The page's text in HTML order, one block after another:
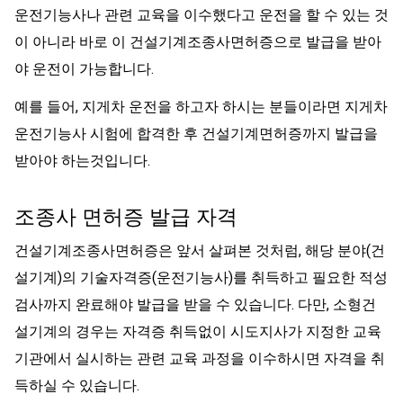
운전기능사나 관련 교육을 이수했다고 운전을 할 수 있는 것
이 아니라 바로 이 건설기계조종사면허증으로 발급을 받아
야 운전이 가능합니다.
예를 들어, 지게차 운전을 하고자 하시는 분들이라면 지게차
운전기능사 시험에 합격한 후 건설기계면허증까지 발급을
받아야 하는것입니다.
조종사 면허증 발급 자격
건설기계조종사면허증은 앞서 살펴본 것처럼, 해당 분야(건
설기계)의 기술자격증(운전기능사)를 취득하고 필요한 적성
검사까지 완료해야 발급을 받을 수 있습니다. 다만, 소형건
설기계의 경우는 자격증 취득없이 시도지사가 지정한 교육
기관에서 실시하는 관련 교육 과정을 이수하시면 자격을 취
득하실 수 있습니다.